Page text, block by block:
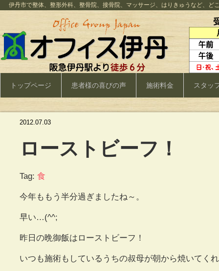
伊丹市で整体、整形外科、整骨院、接骨院、マッサージ、はりきゅうなど、
トップページ 患者様の喜びの声 施術料金 スタッ
2012.07.03
ローストビーフ！
Tag: 食
今年ももう半分過ぎましたね～。
早い…(^^;
昨日の晩御飯はローストビーフ！
いつも施術もしているうちの叔母が朝から焼いてく